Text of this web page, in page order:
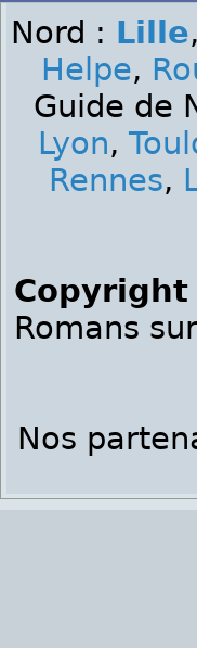
Nord : Lille,
Helpe,
Guide de
Lyon,
Rennes,
Copyright
Romans
Nos